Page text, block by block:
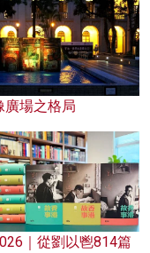
廣場之格局
｜從劉以鬯814篇